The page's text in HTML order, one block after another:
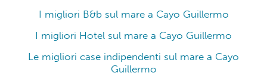
I migliori B&b sul mare a Cayo Guillermo
I migliori Hotel sul mare a Cayo Guillermo
Le migliori case indipendenti sul mare a Cayo
Guillermo